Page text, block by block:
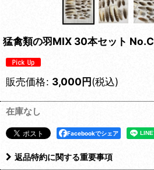
猛禽類の羽MIX 30本セット No.C
販売価格: 3,000円(税込)
在庫なし
Facebookでシェア
返品特約に関する重要事項